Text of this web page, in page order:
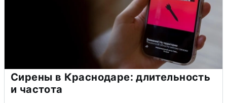
Сирены в Краснодаре: длительность
и частота